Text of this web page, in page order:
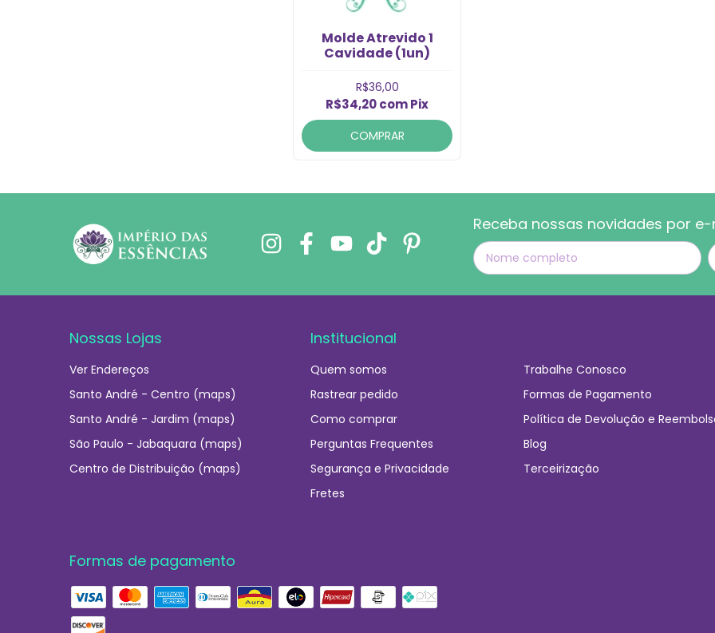
Molde Atrevido 1
Cavidade (1un)
R$36,00
R$34,20comPix
COMPRAR
Receba nossas novidades por
Nossas Lojas
Ver Endereços
Santo André - Centro (maps)
Santo André - Jardim (maps)
São Paulo - Jabaquara (maps)
Centro de Distribuição (maps)
Institucional
Quem somos
Rastrear pedido
Como comprar
Perguntas Frequentes
Segurança e Privacidade
Fretes
Trabalhe Conosco
Formas de Pagamento
Política de Devolução e
Blog
Terceirização
Formas de pagamento